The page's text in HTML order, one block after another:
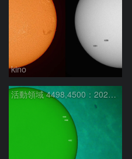
kino
活動領域 4498,4500：2026/08/08